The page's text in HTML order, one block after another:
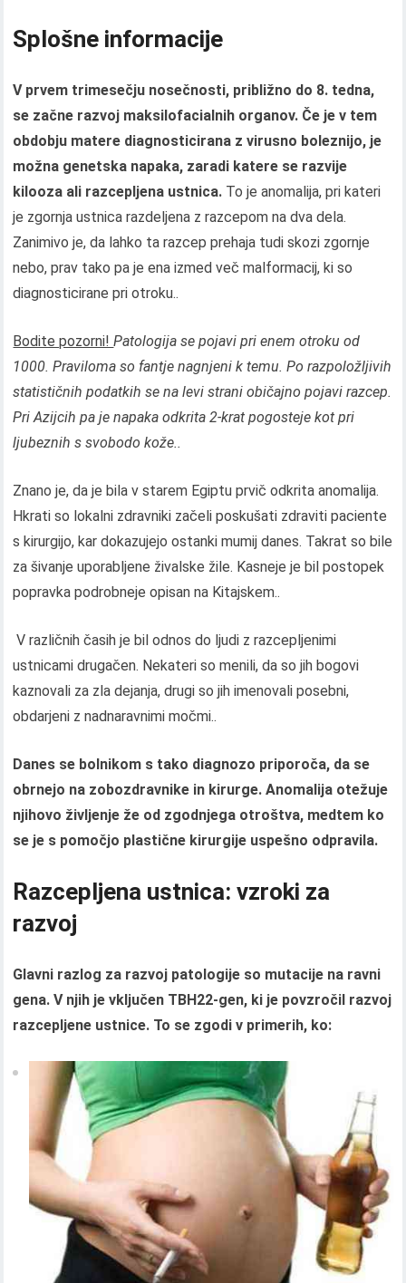
Splošne informacije
V prvem trimesečju nosečnosti, približno do 8. tedna,
se začne razvoj maksilofacialnih organov. Če je v tem
obdobju matere diagnosticirana z virusno boleznijo, je
možna genetska napaka, zaradi katere se razvije
kilooza ali razcepljena ustnica. To je anomalija, pri kateri
je zgornja ustnica razdeljena z razcepom na dva dela.
Zanimivo je, da lahko ta razcep prehaja tudi skozi zgornje
nebo, prav tako pa je ena izmed več malformacij, ki so
diagnosticirane pri otroku..
Bodite pozorni!Patologija se pojavi pri enem otroku od
1000. Praviloma so fantje nagnjeni k temu. Po razpoložljivih
statističnih podatkih se na levi strani običajno pojavi razcep.
Pri Azijcih pa je napaka odkrita 2-krat pogosteje kot pri
ljubeznih s svobodo kože..
Znano je, da je bila v starem Egiptu prvič odkrita anomalija.
Hkrati so lokalni zdravniki začeli poskušati zdraviti paciente
s kirurgijo, kar dokazujejo ostanki mumij danes. Takrat so bile
za šivanje uporabljene živalske žile. Kasneje je bil postopek
popravka podrobneje opisan na Kitajskem..
V različnih časih je bil odnos do ljudi z razcepljenimi
ustnicami drugačen. Nekateri so menili, da so jih bogovi
kaznovali za zla dejanja, drugi so jih imenovali posebni,
obdarjeni z nadnaravnimi močmi..
Danes se bolnikom s tako diagnozo priporoča, da se
obrnejo na zobozdravnike in kirurge. Anomalija otežuje
njihovo življenje že od zgodnjega otroštva, medtem ko
se je s pomočjo plastične kirurgije uspešno odpravila.
Razcepljena ustnica: vzroki za
razvoj
Glavni razlog za razvoj patologije so mutacije na ravni
gena. V njih je vključen TBH22-gen, ki je povzročil razvoj
razcepljene ustnice. To se zgodi v primerih, ko: